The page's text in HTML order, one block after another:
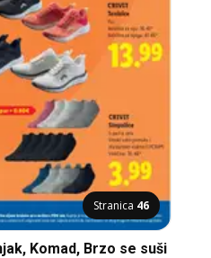
Stranica 46
Komad, Brzo se suši